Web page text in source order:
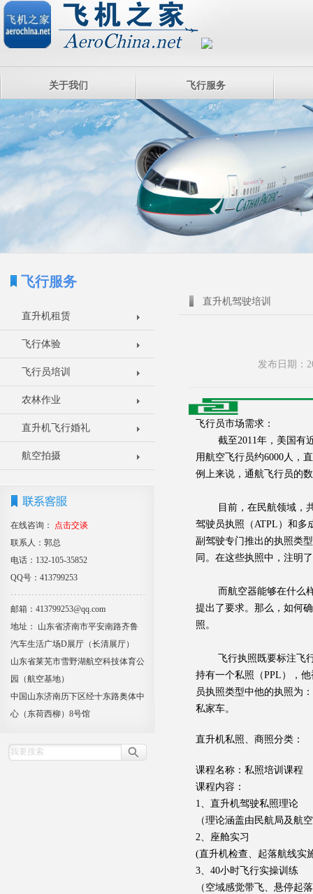
关于我们 飞行服务
飞行服务
直升机租赁
飞行体验
飞行员培训
农林作业
直升机飞行婚礼
航空拍摄
在线咨询：
点击交谈
联系人：郭总
电话：132-105-35852
QQ号：413799253
邮箱：413799253@qq.com
地址： 山东省济南市平安南路齐鲁
汽车生活广场D展厅（长清展厅）
山东省莱芜市雪野湖航空科技体育公
园（航空基地）
中国山东济南历下区经十东路奥体中
心（东荷西柳）8号馆
直升机驾驶培训
发布日期：
飞行员市场需求：
截至2011年，美国有近
用航空飞行员约6000人，
例上来说，通航飞行员的
目前，在民航领域，共
驾驶员执照（ATPL）和多
副驾驶专门推出的执照类
同。在这些执照中，注明
而航空器能够在什么样
提出了要求。那么，如何
照。
飞行执照既要标注飞行
持有一个私照（PPL），
员执照类型中他的执照为
私家车。
直升机私照、商照分类：
课程名称：私照培训课程
课程内容：
1、直升机驾驶私照理论
（理论涵盖由民航局及航
2、座舱实习
(直升机检查、起落航线实
3、40小时飞行实操训练
（空域感觉带飞、悬停起